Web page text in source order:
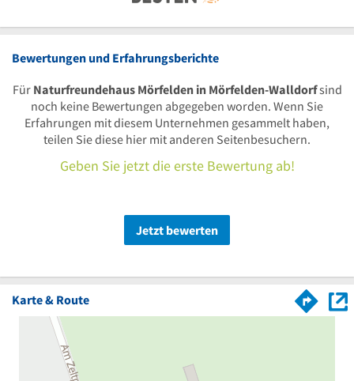
Bewertungen und Erfahrungsberichte
Für Naturfreundehaus Mörfelden in Mörfelden-Walldorfsind
noch keine Bewertungen abgegeben worden. Wenn Sie
Erfahrungen mit diesem Unternehmen gesammelt haben,
teilen Sie diese hier mit anderen Seitenbesuchern.
Geben Sie jetzt die erste Bewertung ab!
Jetzt bewerten
Karte & Route